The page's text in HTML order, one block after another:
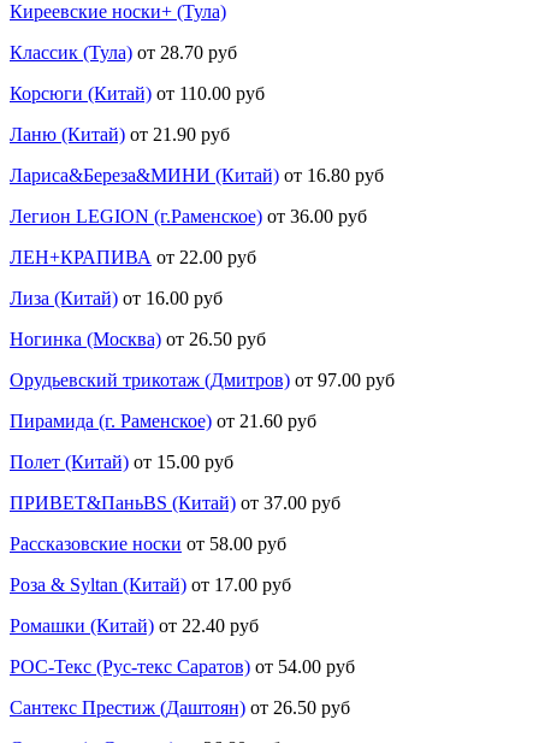
Киреевские носки+ (Тула)
Классик (Тула) от 28.70 руб
Корсюги (Китай) от 110.00 руб
Ланю (Китай) от 21.90 руб
Лариса&Береза&МИНИ (Китай) от 16.80 руб
Легион LEGION (г.Раменское) от 36.00 руб
ЛЕН+КРАПИВА от 22.00 руб
Лиза (Китай) от 16.00 руб
Ногинка (Москва) от 26.50 руб
Орудьевский трикотаж (Дмитров) от 97.00 руб
Пирамида (г. Раменское) от 21.60 руб
Полет (Китай) от 15.00 руб
ПРИВЕТ&ПаньBS (Китай) от 37.00 руб
Рассказовские носки от 58.00 руб
Роза & Syltan (Китай) от 17.00 руб
Ромашки (Китай) от 22.40 руб
РОС-Текс (Рус-текс Саратов) от 54.00 руб
Сантекс Престиж (Даштоян) от 26.50 руб